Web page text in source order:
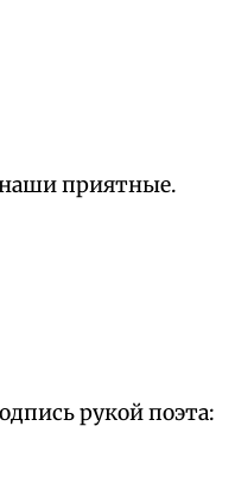
наши приятные.
рукой поэта: